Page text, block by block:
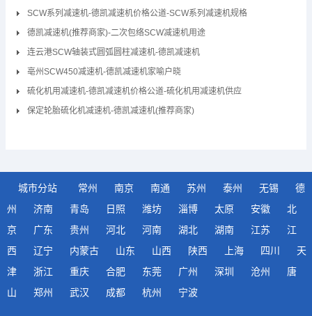
SCW系列减速机-德凯减速机价格公道-SCW系列减速机规格
德凯减速机(推荐商家)-二次包络SCW减速机用途
连云港SCW轴装式圆弧圆柱减速机-德凯减速机
亳州SCW450减速机-德凯减速机家喻户晓
硫化机用减速机-德凯减速机价格公道-硫化机用减速机供应
保定轮胎硫化机减速机-德凯减速机(推荐商家)
城市分站 常州 南京 南通 苏州 泰州 无锡
德
州
济南 青岛 日照 潍坊 淄博 太原 安徽
北
京
广东 贵州 河北 河南 湖北 湖南 江苏
江
西
辽宁 内蒙古 山东 山西 陕西 上海 四川
天
津
浙江 重庆 合肥 东莞 广州 深圳 沧州
唐
山
郑州 武汉 成都 杭州 宁波